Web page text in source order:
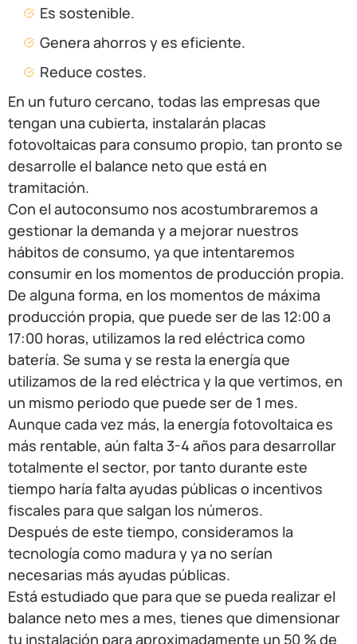
Es sostenible.
Genera ahorros y es eficiente.
Reduce costes.
En un futuro cercano, todas las empresas que
tengan una cubierta, instalarán placas
fotovoltaicas para consumo propio, tan pronto se
desarrolle el balance neto que está en
tramitación.
Con el autoconsumo nos acostumbraremos a
gestionar la demanda y a mejorar nuestros
hábitos de consumo, ya que intentaremos
consumir en los momentos de producción propia.
De alguna forma, en los momentos de máxima
producción propia, que puede ser de las 12:00 a
17:00 horas, utilizamos la red eléctrica como
batería. Se suma y se resta la energía que
utilizamos de la red eléctrica y la que vertimos, en
un mismo periodo que puede ser de 1 mes.
Aunque cada vez más, la energía fotovoltaica es
más rentable, aún falta 3-4 años para desarrollar
totalmente el sector, por tanto durante este
tiempo haría falta ayudas públicas o incentivos
fiscales para que salgan los números.
Después de este tiempo, consideramos la
tecnología como madura y ya no serían
necesarias más ayudas públicas.
Está estudiado que para que se pueda realizar el
balance neto mes a mes, tienes que dimensionar
tu instalación para aproximadamente un 50 % de